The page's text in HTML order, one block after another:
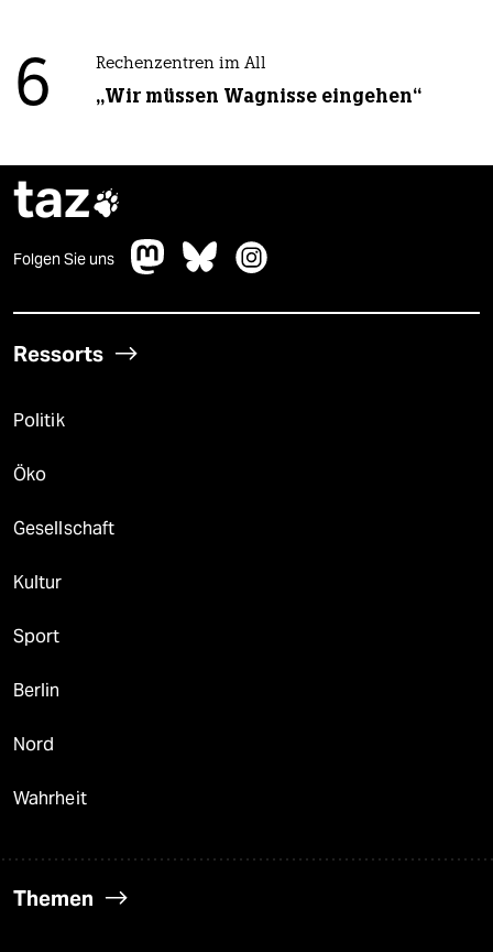
6 Rechenzentren im All
„Wir müssen Wagnisse eingehen“
taz
Folgen Sie uns
Ressorts
Politik
Öko
Gesellschaft
Kultur
Sport
Berlin
Nord
Wahrheit
Themen